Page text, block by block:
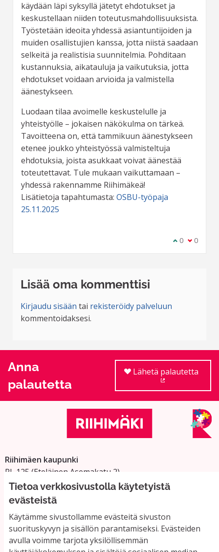
Tietoa verkkosivustolla käytetyistä
evästeistä
Käytämme sivustollamme evästeitä sivuston
suorituskyvyn ja sisällön parantamiseksi. Evästeiden
avulla voimme tarjota yksilöllisemmän
käydään läpi syksyllä jätetyt ehdotukset ja
keskustellaan niiden toteutusmahdollisuuksista.
Työstetään ideoita yhdessä asiantuntijoiden ja
muiden osallistujien kanssa, jotta niistä saadaan
selkeitä ja realistisia suunnitelmia. Pohditaan
kustannuksia, aikatauluja ja vaikutuksia, jotta
ehdotukset voidaan arvioida ja valmistella
äänestykseen.
Luodaan tilaa avoimelle keskustelulle ja
yhteistyölle – jokaisen näkökulma on tärkeä.
Tavoitteena on, että tammikuun äänestykseen
etenee joukko yhteistyössä valmisteltuja
ehdotuksia, joista asukkaat voivat äänestää
toteutettavat. Tule mukaan vaikuttamaan –
yhdessä rakennamme Riihimäkeä!
Lisätietoja tapahtumasta: OSBU-työpaja
25.11.2025
Olen samaa
0 Olen eri
0
Lisää oma kommenttisi
Kirjaudu sisään tai rekisteröidy palveluun
kommentoidaksesi.
Anna
palautetta
Lähetä palautetta
Riihimäen kaupunki
PL 125 (Eteläinen Asemakatu 2)
11101 Riihimäki
Vaihde: 019 758 4000
Sähköpostiosoitteet:
etunimi.sukunimi@riihimaki.fi